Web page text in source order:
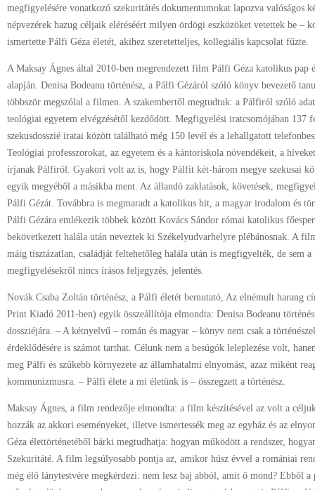
megfigyelésére vonatkozó szekuritátés dokumentumokat lapozva valóságos
népvezérek hazug céljaik eléréséért milyen ördögi eszközöket vetettek be –
ismertette Pálfi Géza életét, akihez szeretetteljes, kollegiális kapcsolat fűzte.
A Maksay Ágnes által 2010-ben megrendezett film Pálfi Géza katolikus pap
alapján. Denisa Bodeanu történész, a Pálfi Gézáról szóló könyv bevezető
többször megszólal a filmen. A szakembertől megtudtuk: a Pálfiról szóló
teológiai egyetem elvégzésétől kezdődött. Megfigyelési iratcsomójában 137
szekusdosszié iratai között található még 150 levél és a lehallgatott
Teológiai professzorokat, az egyetem és a kántoriskola növendékeit, a
írjanak Pálfiról. Gyakori volt az is, hogy Pálfit két-három megye szekusai
egyik megyéből a másikba ment. Az állandó zaklatások, követések,
Pálfi Gézát. Továbbra is megmaradt a katolikus hit, a magyar irodalom és
Pálfi Gézára emlékezik többek között Kovács Sándor római katolikus
bekövetkezett halála után neveztek ki Székelyudvarhelyre plébánosnak. A
máig tisztázatlan, családját feltehetőleg halála után is megfigyelték, de sem a
megfigyelésekről nincs írásos feljegyzés, jelentés.
Novák Csaba Zoltán történész, a Pálfi életét bemutató, Az elnémult harang
Print Kiadó 2011-ben) egyik összeállítója elmondta: Denisa Bodeanu
dossziéjára. – A kétnyelvű – román és magyar – könyv nem csak a
érdeklődésére is számot tarthat. Célunk nem a besúgók leleplezése volt,
meg Pálfi és szűkebb környezete az államhatalmi elnyomást, azaz miként
kommunizmusra. – Pálfi élete a mi életünk is – összegzett a történész.
Maksay Ágnes, a film rendezője elmondta: a film készítésével az volt a
hozzák az akkori eseményeket, illetve ismertessék meg az egyház és az
Géza élettörténetéből bárki megtudhatja: hogyan működött a rendszer,
Szekuritáté. A film legsúlyosabb pontja az, amikor húsz évvel a romániai
még élő lánytestvére megkérdezi: nem lesz baj abból, amit ő mond? Ebből